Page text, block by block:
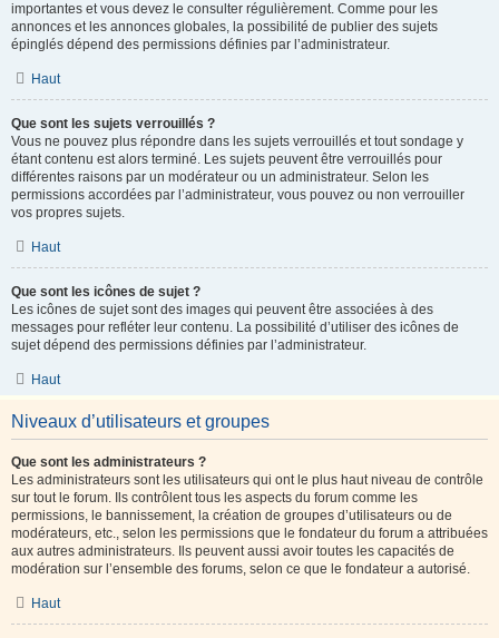
importantes et vous devez le consulter régulièrement. Comme pour les
annonces et les annonces globales, la possibilité de publier des sujets
épinglés dépend des permissions définies par l’administrateur.
Haut
Que sont les sujets verrouillés ?
Vous ne pouvez plus répondre dans les sujets verrouillés et tout sondage y
étant contenu est alors terminé. Les sujets peuvent être verrouillés pour
différentes raisons par un modérateur ou un administrateur. Selon les
permissions accordées par l’administrateur, vous pouvez ou non verrouiller
vos propres sujets.
Haut
Que sont les icônes de sujet ?
Les icônes de sujet sont des images qui peuvent être associées à des
messages pour refléter leur contenu. La possibilité d’utiliser des icônes de
sujet dépend des permissions définies par l’administrateur.
Haut
Niveaux d’utilisateurs et groupes
Que sont les administrateurs ?
Les administrateurs sont les utilisateurs qui ont le plus haut niveau de contrôle
sur tout le forum. Ils contrôlent tous les aspects du forum comme les
permissions, le bannissement, la création de groupes d’utilisateurs ou de
modérateurs, etc., selon les permissions que le fondateur du forum a attribuées
aux autres administrateurs. Ils peuvent aussi avoir toutes les capacités de
modération sur l’ensemble des forums, selon ce que le fondateur a autorisé.
Haut